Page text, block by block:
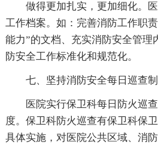
做得更加扎实，更加细化。
工作档案。如：完善消防工作职
能力”的文档、充实消防安全管理
防安全工作标准化和规范化。
七、坚持消防安全每日巡查
医院实行保卫科每日防火巡
度。保卫科防火巡查有保卫科保
具体实施，对医院公共区域、消